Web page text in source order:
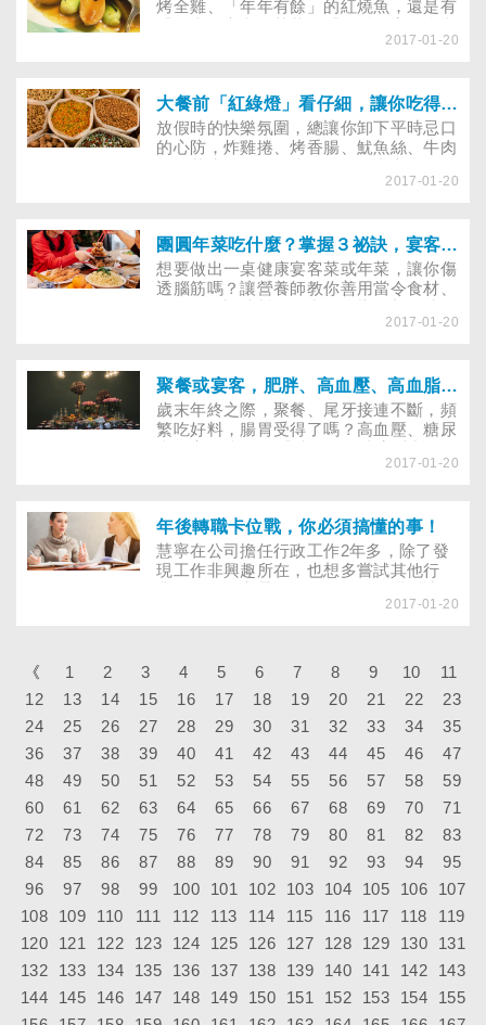
烤全雞、「年年有餘」的紅燒魚，還是有
的元寶……想讓這些過年必備的大菜更有
2017-01-20
大餐前「紅綠燈」看仔細，讓你吃得更安心！
放假時的快樂氛圍，總讓你卸下平時忌口
的心防，炸雞捲、烤香腸、魷魚絲、牛肉
多增加身體負擔的食物，讓你急診跑醫
2017-01-20
團圓年菜吃什麼？掌握３祕訣，宴客料理健康上桌！
想要做出一桌健康宴客菜或年菜，讓你傷
透腦筋嗎？讓營養師教你善用當令食材、
2017-01-20
聚餐或宴客，肥胖、高血壓、高血脂、糖尿病、腎臟病友，如何吃澎湃卻少負擔
歲末年終之際，聚餐、尾牙接連不斷，頻
繁吃好料，腸胃受得了嗎？高血壓、糖尿
時，又該注意哪些細節，才能吃得健康沒
2017-01-20
年後轉職卡位戰，你必須搞懂的事！
慧寧在公司擔任行政工作2年多，除了發
現工作非興趣所在，也想多嘗試其他行
己成為失業一族。想轉職，要考慮哪些事
個全新的展望，使這段期間常成為一年中
想轉職，先聽聽專業的建議。
2017-01-20
《 1 2 3 4 5 6 7 8 9 10
11
12
13 14 15 16 17 18 19 20 21 22
23
24
25 26 27 28 29 30 31 32 33 34
35
36
37 38 39 40 41 42 43 44 45 46
47
48
49 50 51 52 53 54 55 56 57 58
59
60
61 62 63 64 65 66 67 68 69 70
71
72
73 74 75 76 77 78 79 80 81 82
83
84
85 86 87 88 89 90 91 92 93 94
95
96
97 98 99 100 101 102 103 104 105 106
107
108
109 110 111 112 113 114 115 116 117 118
119
120
121 122 123 124 125 126 127 128 129 130
131
132
133 134 135 136 137 138 139 140 141 142
143
144
145 146 147 148 149 150 151 152 153 154
155